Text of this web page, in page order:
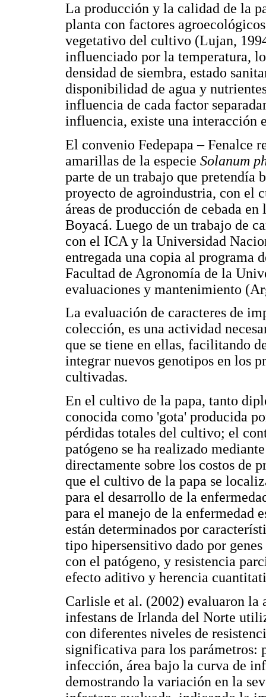
La producción y la calidad de la
planta con factores
vegetativo del cultivo (Lujan,
influenciado por la temperatura,
densidad de siembra, estado
disponibilidad de agua y
influencia de cada factor
influencia, existe una interacción
El convenio Fedepapa – Fenalce
amarillas de la especie Solanum
parte de un trabajo que pretendía
proyecto de agroindustria, con el
áreas de producción de cebada
Boyacá. Luego de un trabajo de
con el ICA y la Universidad
entregada una copia al programa
Facultad de Agronomía de la
evaluaciones y mantenimiento
La evaluación de caracteres de
colección, es una actividad
que se tiene en ellas, facilitando
integrar nuevos genotipos en los
cultivadas.
En el cultivo de la papa, tanto
conocida como 'gota' producida
pérdidas totales del cultivo; el
patógeno se ha realizado
directamente sobre los costos de
que el cultivo de la papa se
para el desarrollo de la
para el manejo de la enfermedad
están determinados por
tipo hipersensitivo dado por
con el patógeno, y resistencia
efecto aditivo y herencia
Carlisle et al. (2002) evaluaron la
infestans de Irlanda del Norte
con diferentes niveles de
significativa para los parámetros:
infección, área bajo la curva de
demostrando la variación en la